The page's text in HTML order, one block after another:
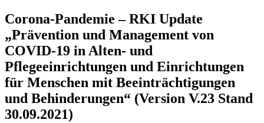
Corona-Pandemie – RKI Update
„Prävention und Management von
COVID-19 in Alten- und
Pflegeeinrichtungen und Einrichtungen
für Menschen mit Beeinträchtigungen
und Behinderungen“ (Version V.23 Stand
30.09.2021)